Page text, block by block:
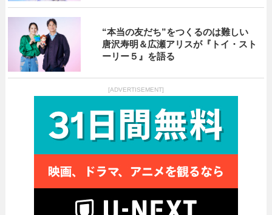
“本当の友だち”をつくるのは難しい
唐沢寿明＆広瀬アリスが『トイ・スト
ーリー５』を語る
[ADVERTISEMENT]